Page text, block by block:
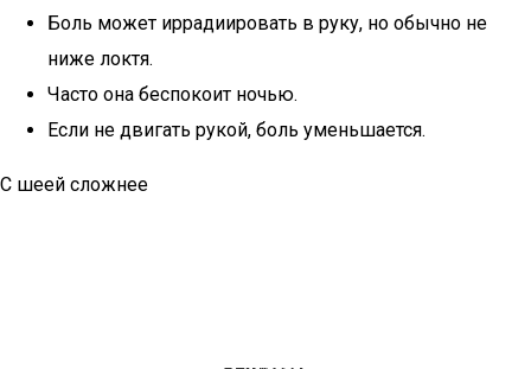
Боль может иррадиировать в руку, но обычно не
ниже локтя.
Часто она беспокоит ночью.
Если не двигать рукой, боль уменьшается.
С шеей сложнее